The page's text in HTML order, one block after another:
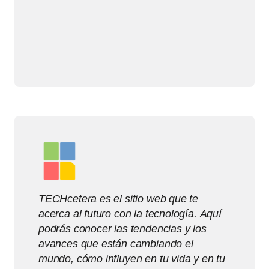
TECHcetera es el sitio web que te
acerca al futuro con la tecnología. Aquí
podrás conocer las tendencias y los
avances que están cambiando el
mundo, cómo influyen en tu vida y en tu